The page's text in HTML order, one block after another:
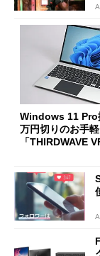
Windows 11 Pro
万円切りのお手
「THIRDWAVE